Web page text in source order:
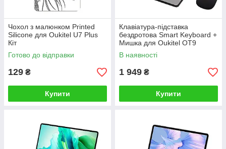
Чохол з малюнком Printed
Silicone для Oukitel U7 Plus
Кіт
Готово до відправки
129 ₴
Купити
Клавіатура-підставка
бездротова Smart Keyboard +
Мишка для Oukitel OT9
Ukr+Eng Black
В наявності
1 949 ₴
Купити